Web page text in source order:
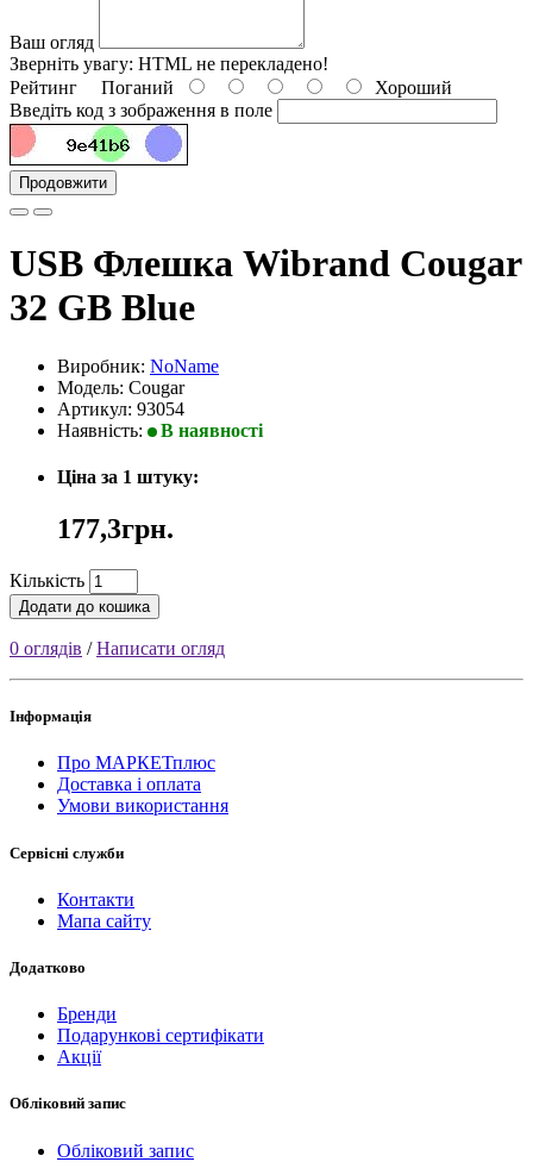
Ваш огляд
Зверніть увагу: HTML не перекладено!
Рейтинг Поганий
Хороший
Введіть код з зображення в поле
Продовжити
USB Флешка Wibrand Cougar
32 GB Blue
Виробник: NoName
Модель: Cougar
Артикул: 93054
Наявність:
В наявності
Ціна за 1 штуку:
177,3грн.
Кількість
Додати до кошика
0 оглядів /Написати огляд
Інформація
Про МАРКЕТплюс
Доставка і оплата
Умови використання
Сервісні служби
Контакти
Мапа сайту
Додатково
Бренди
Подарункові сертифікати
Акції
Обліковий запис
Обліковий запис